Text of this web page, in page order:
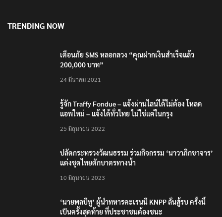
TRENDING NOW
เตือนภัย SMS หลอกลวง “คุณฝากเงินสำเร็จแล้ว
200,000 บาท”
24 มีนาคม 2021
รู้จัก Traffy Fondue – แจ้งผ่านไลน์ได้ไม่ต้อง โหลด
แอพใหม่ – แจ้งได้ทั่วไทย ไม่ใช่แค่ในกรุง
25 มิถุนายน 2022
ปลัดกระทรวงวัฒนธรรม ร่วมกิจกรรม ‘นาวาภิกขาจาร’
แต่งชุดไทยตักบาตรทางน้ำ
10 มิถุนายน 2023
‘นายพลบีทู’ ผู้นำทหารคะเรนนี KNPP ลั่นสู้รบ ครั้งนี้
เป็นครั้งสุดท้าย ที่ประชาชนต้องชนะ